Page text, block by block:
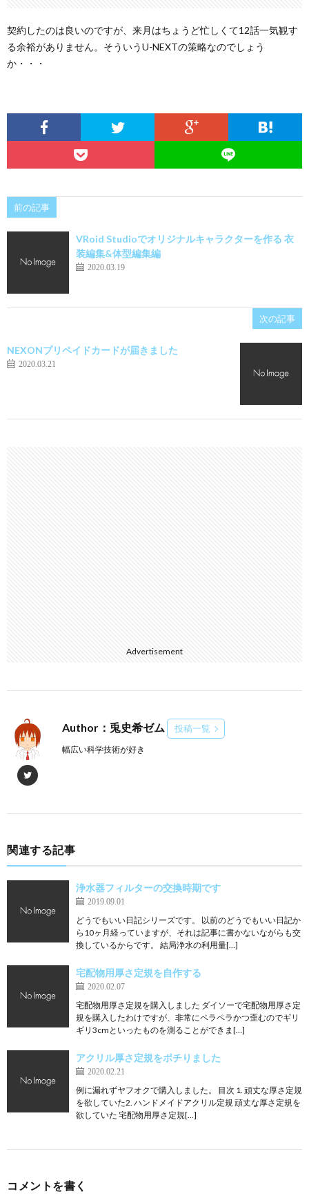
契約したのは良いのですが、来月はちょうど忙しくて12話一気観す
る余裕がありません。そういうU-NEXTの策略なのでしょう
か・・・
前の記事
VRoid Studioでオリジナルキャラクターを作る 衣
装編集&体型編集編
2020.03.19
次の記事
NEXONプリペイドカードが届きました
2020.03.21
Advertisement
Author：兎史希ゼム 投稿一覧
幅広い科学技術が好き
関連する記事
浄水器フィルターの交換時期です
2019.09.01
どうでもいい日記シリーズです。 以前のどうでもいい日記か
ら10ヶ月経っていますが、それは記事に書かないながらも交
換しているからです。 結局浄水の利用量[…]
宅配物用厚さ定規を自作する
2020.02.07
宅配物用厚さ定規を購入しました ダイソーで宅配物用厚さ定
規を購入したわけですが、非常にペラペラかつ歪むのでギリ
ギリ3cmといったものを測ることができま[…]
アクリル厚さ定規をポチりました
2020.02.21
例に漏れずヤフオクで購入しました。 目次 1. 頑丈な厚さ定規
を欲していた2. ハンドメイドアクリル定規 頑丈な厚さ定規を
欲していた 宅配物用厚さ定規[…]
コメントを書く